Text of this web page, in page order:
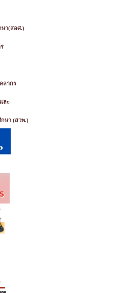
ษา(สอศ.)
ลากร
ละ
ษา (สวพ.)